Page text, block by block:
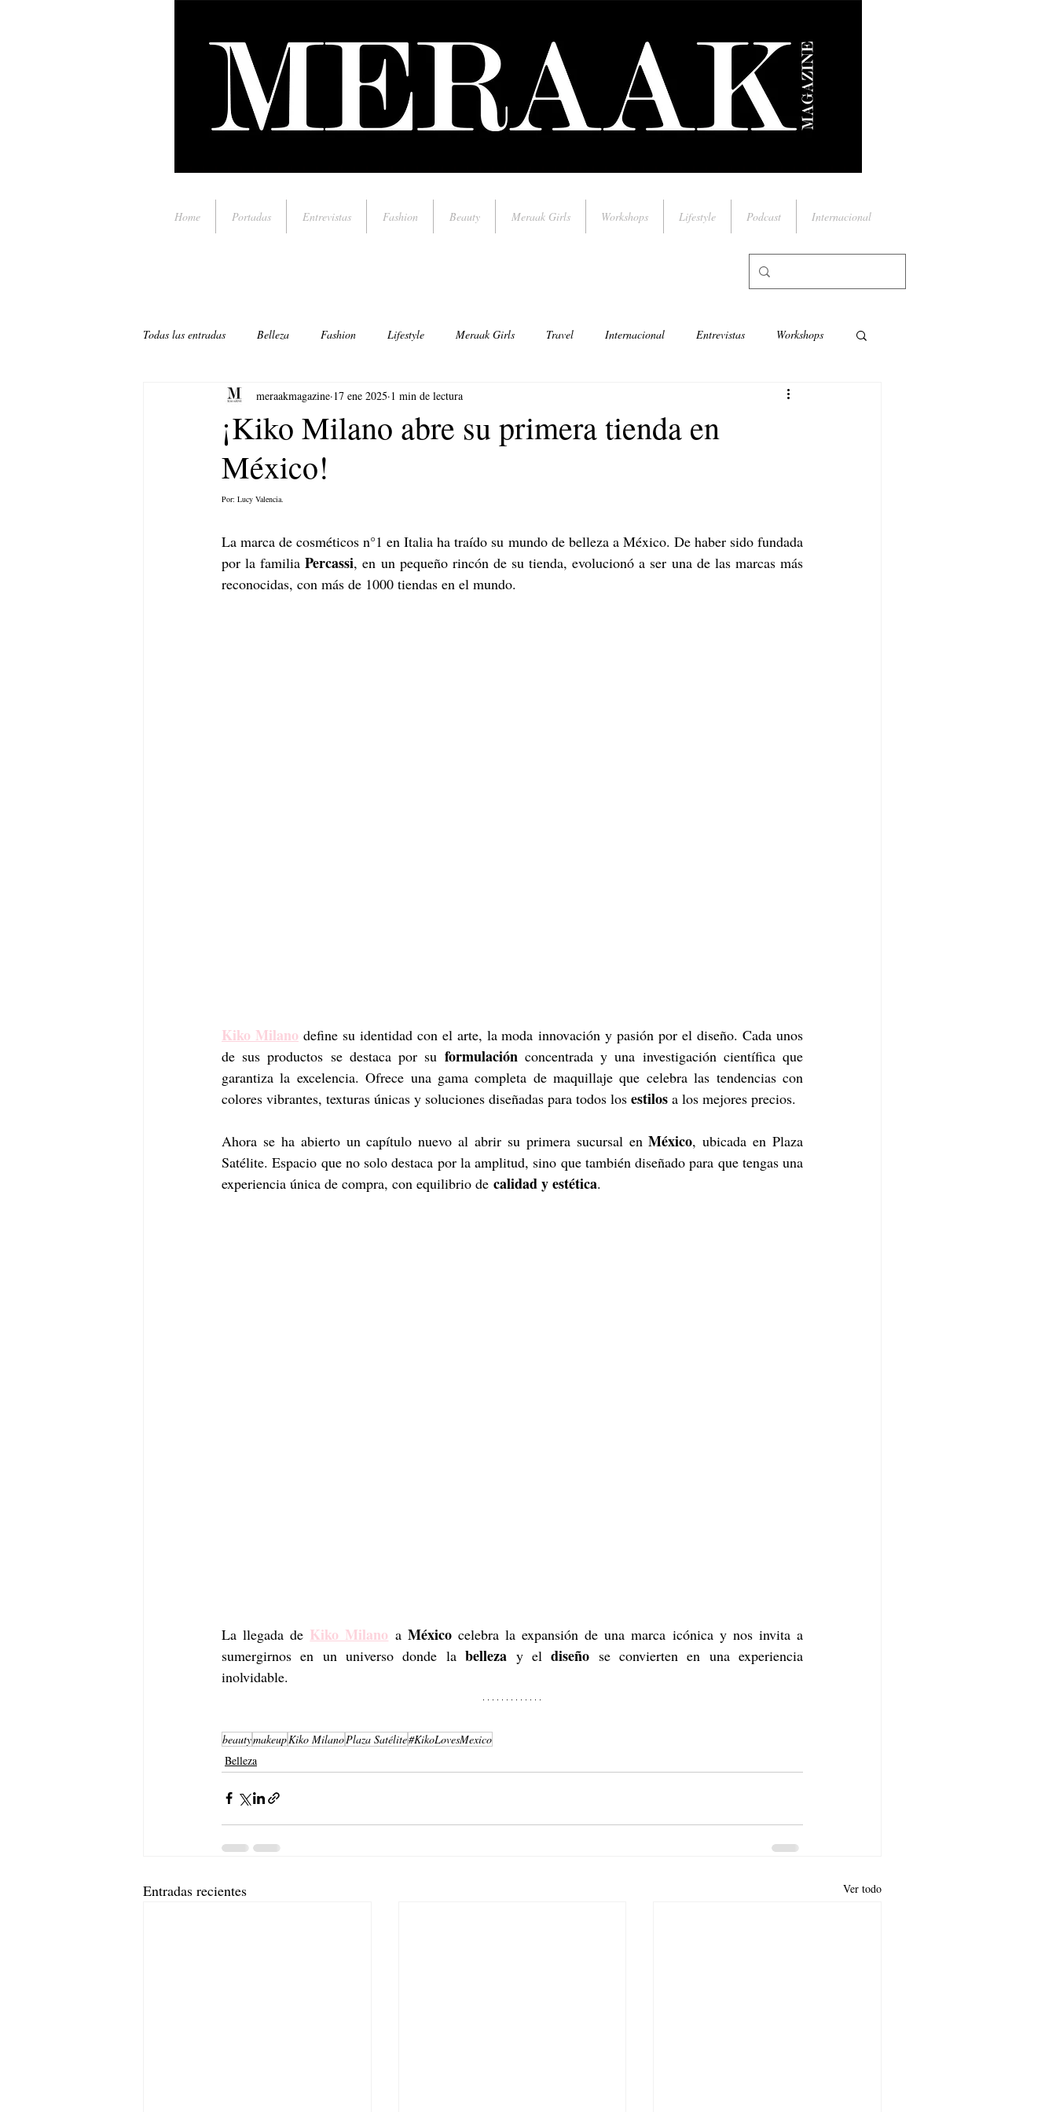
Home Portadas Entrevistas Fashion Beauty Meraak Girls Workshops Lifestyle Podcast Internacional
Todas las entradas Belleza Fashion Lifestyle Meraak Girls Travel Internacional Entrevistas Workshops
Música. Arte
¡Kiko Milano abre su primera tienda en
México!
meraakmagazine 17 ene 2025 1 min de lectura
Por: Lucy Valencia.
La marca de cosméticos n°1 en Italia ha traído su mundo de belleza a México. De haber sido fundada
por la familia Percassi, en un pequeño rincón de su tienda, evolucionó a ser una de las marcas más
reconocidas, con más de 1000 tiendas en el mundo.
Kiko Milano define su identidad con el arte, la moda innovación y pasión por el diseño. Cada unos
de sus productos se destaca por su formulación concentrada y una investigación científica que
garantiza la excelencia. Ofrece una gama completa de maquillaje que celebra las tendencias con
colores vibrantes, texturas únicas y soluciones diseñadas para todos los estilos a los mejores precios.
Ahora se ha abierto un capítulo nuevo al abrir su primera sucursal en México, ubicada en Plaza
Satélite. Espacio que no solo destaca por la amplitud, sino que también diseñado para que tengas una
experiencia única de compra, con equilibrio de calidad y estética.
La llegada de Kiko Milano a México celebra la expansión de una marca icónica y nos invita a
sumergirnos en un universo donde la belleza y el diseño se convierten en una experiencia
inolvidable.
beautymakeupKiko MilanoPlaza Satélite#KikoLovesMexico
Belleza
Entradas recientes Ver todo